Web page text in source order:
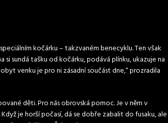
kočárku – takzvaném benecyklu. Ten však
sundá tašku od kočárku, podává plínku, ukazuje na
venku je pro ni zásadní součást dne,“ prozradila
děti. Pro nás obrovská pomoc. Je v něm v
je horší počasí, dá se dobře zabalit do fusaku, ale